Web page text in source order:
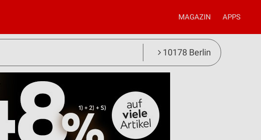
MAGAZIN APPS
10178 Berlin